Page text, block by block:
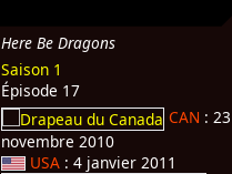
Here Be Dragons
Saison 1
Épisode 17
CAN : 23
novembre 2010
USA : 4 janvier 2011